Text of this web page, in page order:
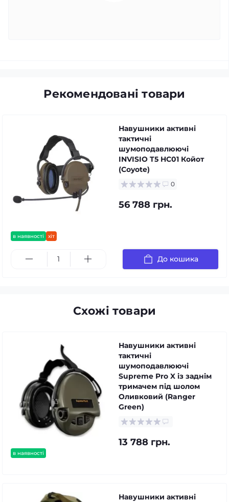
Рекомендовані товари
в наявності хіт
Навушники активні
тактичні
шумоподавлюючі
INVISIO T5 HC01 Койот
(Coyote)
0
56 788 грн.
До кошика
Схожі товари
в наявності
Навушники активні
тактичні
шумоподавлюючі
Supreme Pro X із заднім
тримачем під шолом
Оливковий (Ranger
Green)
13 788 грн.
Навушники активні